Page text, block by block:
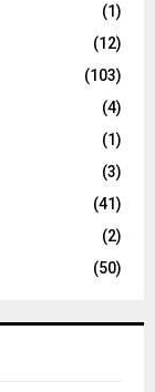
(1)
(12)
(103)
(4)
(1)
(3)
(41)
(2)
(50)